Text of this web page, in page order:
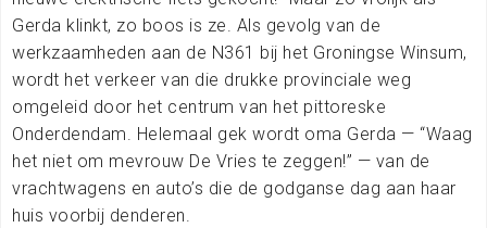
Gerda klinkt, zo boos is ze. Als gevolg van de
werkzaamheden aan de N361 bij het Groningse Winsum,
wordt het verkeer van die drukke provinciale weg
omgeleid door het centrum van het pittoreske
Onderdendam. Helemaal gek wordt oma Gerda — “Waag
het niet om mevrouw De Vries te zeggen!” — van de
vrachtwagens en auto’s die de godganse dag aan haar
huis voorbij denderen.